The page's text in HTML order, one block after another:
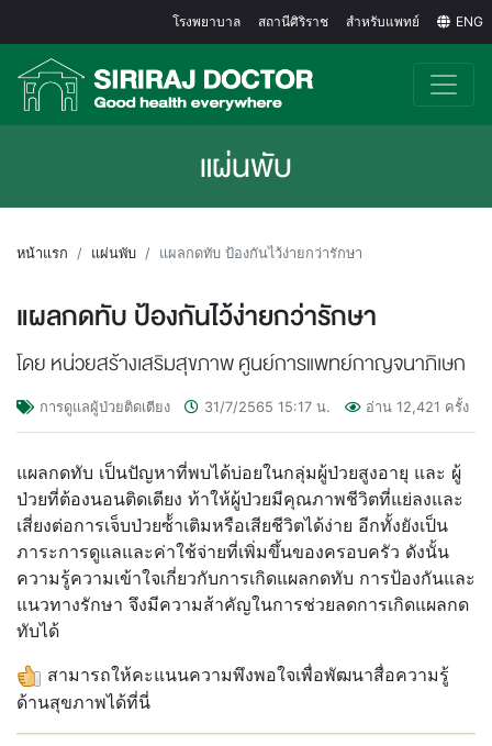
โรงพยาบาล สถานีศิริราช สำหรับแพทย์ ENG
แผ่นพับ
หน้าแรก แผ่นพับ แผลกดทับ ป้องกันไว้ง่ายกว่ารักษา
แผลกดทับ ป้องกันไว้ง่ายกว่ารักษา
โดย หน่วยสร้างเสริมสุขภาพ ศูนย์การแพทย์กาญจนาภิเษก
การดูแลผู้ป่วยติดเตียง 31/7/2565 15:17 น. อ่าน 12,421 ครั้ง
แผลกดทับ เป็นปัญหาที่พบได้บ่อยในกลุ่มผู้ป่วยสูงอายุ และ ผู้
ป่วยที่ต้องนอนติดเตียง ท้าให้ผู้ป่วยมีคุณภาพชีวิตที่แย่ลงและ
เสี่ยงต่อการเจ็บป่วยซ้้าเติมหรือเสียชีวิตได้ง่าย อีกทั้งยังเป็น
ภาระการดูแลและค่าใช้จ่ายที่เพิ่มขึ้นของครอบครัว ดังนั้น
ความรู้ความเข้าใจเกี่ยวกับการเกิดแผลกดทับ การป้องกันและ
แนวทางรักษา จึงมีความส้าคัญในการช่วยลดการเกิดแผลกด
ทับได้
สามารถให้คะแนนความพึงพอใจเพื่อพัฒนาสื่อความรู้
ด้านสุขภาพได้ที่นี่